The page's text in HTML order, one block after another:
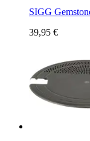
SIGG
39,95 €